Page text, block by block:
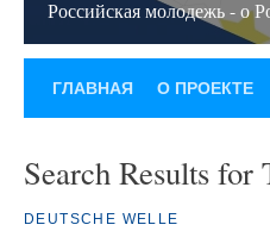
Российская молодежь - о
ГЛАВНАЯ О ПРОЕКТЕ
Search Results for
DEUTSCHE WELLE